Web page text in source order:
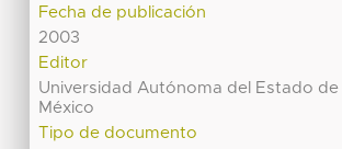
Fecha de publicación
2003
Editor
Universidad Autónoma del Estado de
México
Tipo de documento